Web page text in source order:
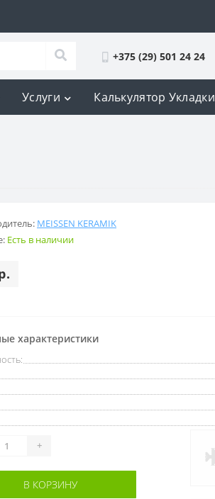
+375 (29) 501 24 24
Услуги Калькулятор Укладки
MEISSEN KERAMIK
Есть в наличии
характеристики
+
В КОРЗИНУ